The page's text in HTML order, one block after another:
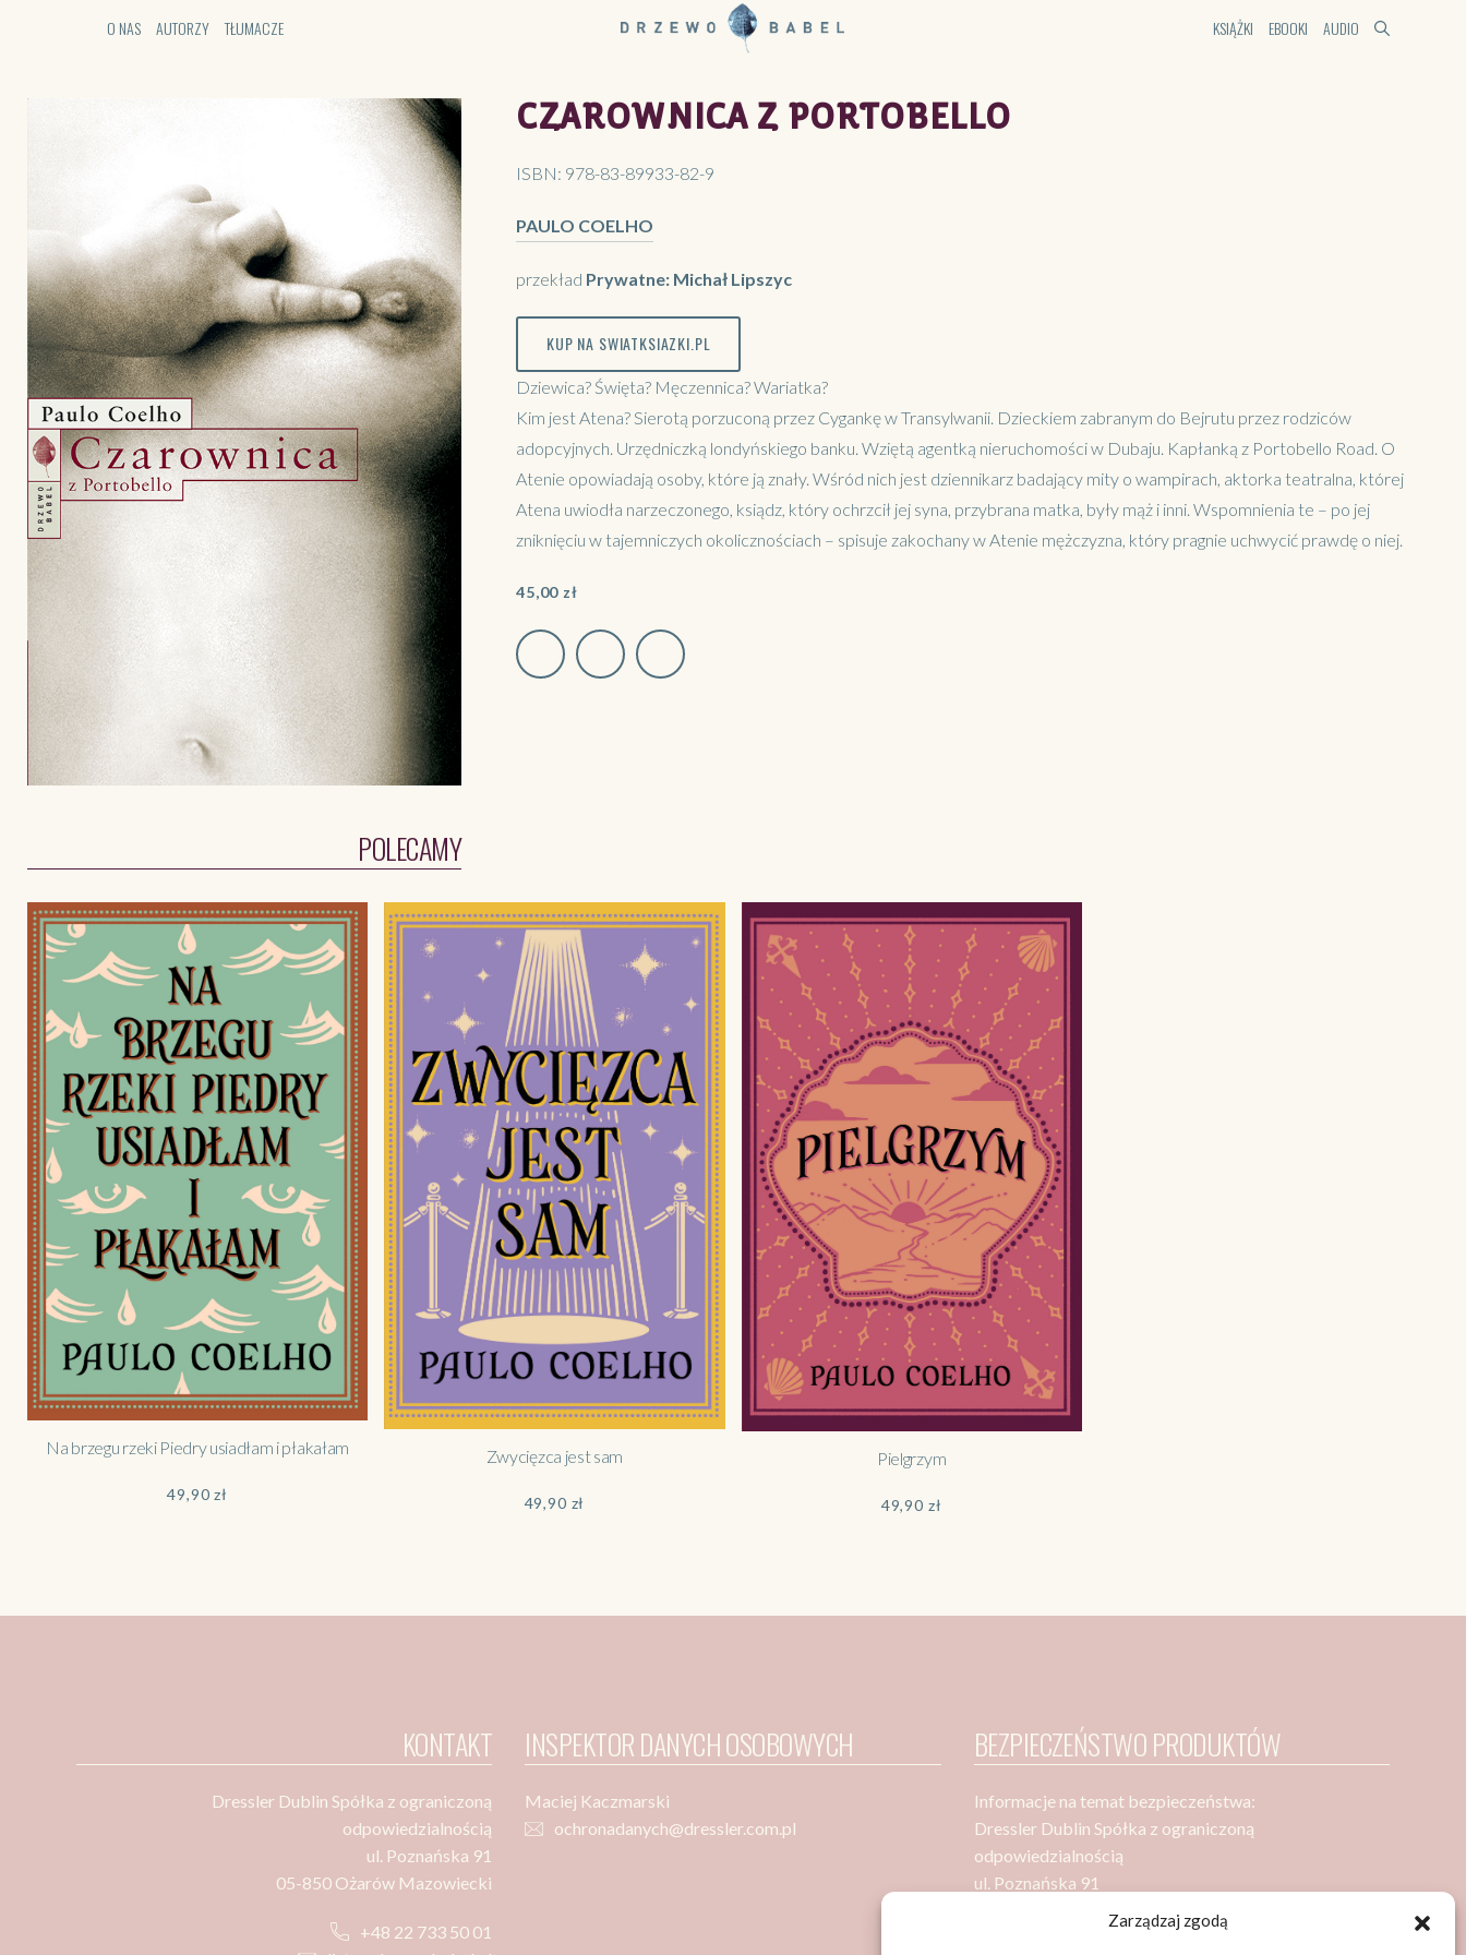
Zarządzaj zgodą
O NAS AUTORZY TŁUMACZE KSIĄŻKI EBOOKI AUDIO
CZAROWNICA Z PORTOBELLO
ISBN: 978-83-89933-82-9
PAULO COELHO
przekład Prywatne: Michał Lipszyc
KUP NA SWIATKSIAZKI.PL
Dziewica? Święta? Męczennica? Wariatka?
Kim jest Atena? Sierotą porzuconą przez Cygankę w Transylwanii. Dzieckiem zabranym do Bejrutu przez rodziców
adopcyjnych. Urzędniczką londyńskiego banku. Wziętą agentką nieruchomości w Dubaju. Kapłanką z Portobello Road. O
Atenie opowiadają osoby, które ją znały. Wśród nich jest dziennikarz badający mity o wampirach, aktorka teatralna, której
Atena uwiodła narzeczonego, ksiądz, który ochrzcił jej syna, przybrana matka, były mąż i inni. Wspomnienia te – po jej
zniknięciu w tajemniczych okolicznościach – spisuje zakochany w Atenie mężczyzna, który pragnie uchwycić prawdę o niej.
45,00 zł
POLECAMY
Na brzegu rzeki Piedry usiadłam i płakałam
49,90zł
Zwycięzca jest sam
49,90 zł
Pielgrzym
49,90 zł
KONTAKT
Dressler Dublin Spółka z ograniczoną
odpowiedzialnością
ul. Poznańska 91
05-850 Ożarów Mazowiecki
+48 22 733 50 01
INSPEKTOR DANYCH OSOBOWYCH
Maciej Kaczmarski
ochronadanych@dressler.com.pl
BEZPIECZEŃSTWO PRODUKTÓW
Informacje na temat bezpieczeństwa:
Dressler Dublin Spółka z ograniczoną
odpowiedzialnością
ul. Poznańska 91